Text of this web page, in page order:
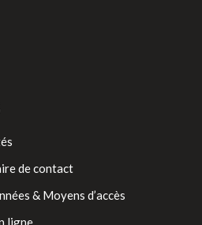
de contact
& Moyens d’accès
ligne